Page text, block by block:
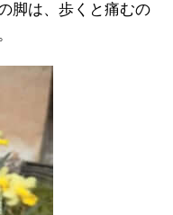
脚は、歩くと痛むの